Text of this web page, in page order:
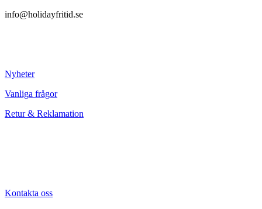
info@holidayfritid.se
Nyheter
Vanliga frågor
Retur & Reklamation
Kontakta oss